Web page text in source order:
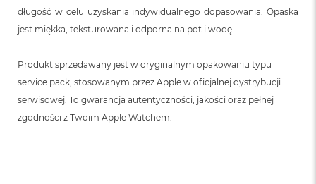
długość w celu uzyskania indywidualnego dopasowania. Opaska
jest miękka, teksturowana i odporna na pot i wodę.
Produkt sprzedawany jest w oryginalnym opakowaniu typu
service pack, stosowanym przez Apple w oficjalnej dystrybucji
serwisowej. To gwarancja autentyczności, jakości oraz pełnej
zgodności z Twoim Apple Watchem.